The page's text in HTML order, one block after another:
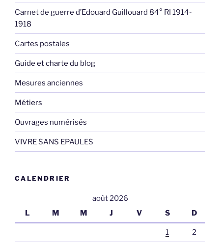
Carnet de guerre d’Edouard Guillouard 84° RI 1914-
1918
Cartes postales
Guide et charte du blog
Mesures anciennes
Métiers
Ouvrages numérisés
VIVRE SANS EPAULES
CALENDRIER
août 2026
L
M M J V S D
1 2